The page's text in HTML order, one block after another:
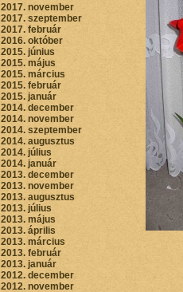
2017. november
2017. szeptember
2017. február
2016. október
2015. június
2015. május
2015. március
2015. február
2015. január
2014. december
2014. november
2014. szeptember
2014. augusztus
2014. július
2014. január
2013. december
2013. november
2013. augusztus
2013. július
2013. május
2013. április
2013. március
2013. február
2013. január
2012. december
2012. november